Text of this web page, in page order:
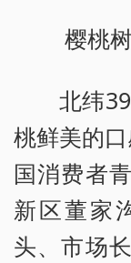
樱桃
北纬
桃鲜美的
国消费者
新区董家
头、市场